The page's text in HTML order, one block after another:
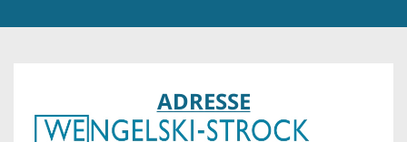
ADRESSE